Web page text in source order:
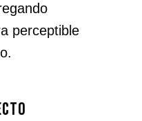
perceptible